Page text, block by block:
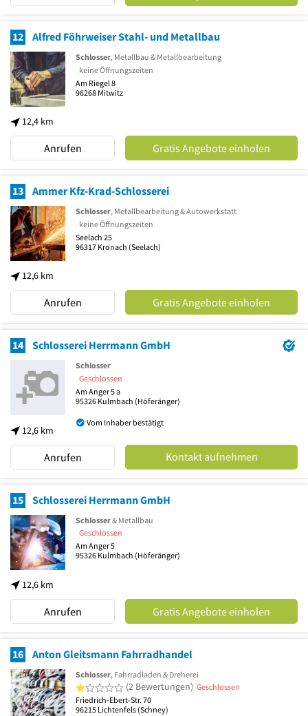
12 Alfred Föhrweiser Stahl- und Metallbau
12,4 km
Schlosser, Metallbau & Metallbearbeitung
keine Öffnungszeiten
Am Riegel 8
96268 Mitwitz
Anrufen Gratis Angebote einholen
13 Ammer Kfz-Krad-Schlosserei
12,6 km
Schlosser, Metallbearbeitung & Autowerkstatt
keine Öffnungszeiten
Seelach 25
96317 Kronach (Seelach)
Anrufen Gratis Angebote einholen
14 Schlosserei Herrmann GmbH
12,6 km
Schlosser
Geschlossen
Am Anger 5 a
95326 Kulmbach (Höferänger)
Vom Inhaber bestätigt
Anrufen Kontakt aufnehmen
15 Schlosserei Herrmann GmbH
12,6 km
Schlosser& Metallbau
Geschlossen
Am Anger 5
95326 Kulmbach (Höferänger)
Anrufen Gratis Angebote einholen
16 Anton Gleitsmann Fahrradhandel
Schlosser, Fahrradladen & Dreherei
1 von 5 Sternen
(2 Bewertungen) Geschlossen
Friedrich-Ebert-Str. 70
96215 Lichtenfels (Schney)